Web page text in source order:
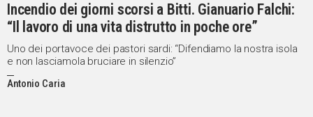
Incendio dei giorni scorsi a Bitti. Gianuario Falchi:
“Il lavoro di una vita distrutto in poche ore”
Uno dei portavoce dei pastori sardi: “Difendiamo la nostra isola
e non lasciamola bruciare in silenzio”
Antonio Caria